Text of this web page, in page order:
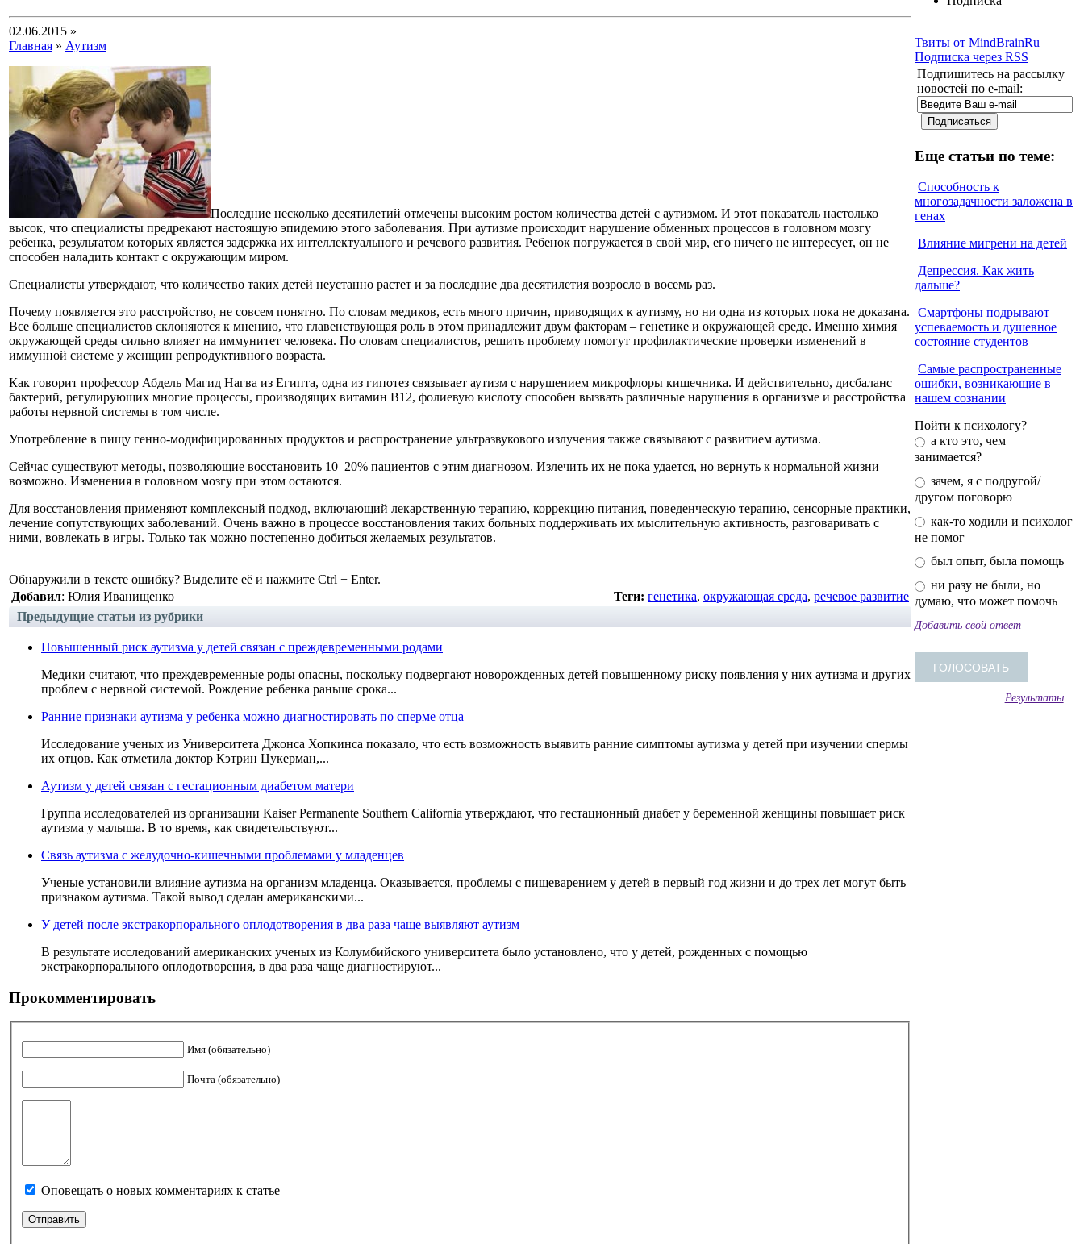
02.06.2015 »
Главная » Аутизм
Последние несколько десятилетий отмечены высоким ростом количества детей с аутизмом. И этот показатель настолько
высок, что специалисты предрекают настоящую эпидемию этого заболевания. При аутизме происходит нарушение обменных процессов в головном мозгу
ребенка, результатом которых является задержка их интеллектуального и речевого развития. Ребенок погружается в свой мир, его ничего не интересует, он не
способен наладить контакт с окружающим миром.
Специалисты утверждают, что количество таких детей неустанно растет и за последние два десятилетия возросло в восемь раз.
Почему появляется это расстройство, не совсем понятно. По словам медиков, есть много причин, приводящих к аутизму, но ни одна из которых пока не доказана.
Все больше специалистов склоняются к мнению, что главенствующая роль в этом принадлежит двум факторам – генетике и окружающей среде. Именно химия
окружающей среды сильно влияет на иммунитет человека. По словам специалистов, решить проблему помогут профилактические проверки изменений в
иммунной системе у женщин репродуктивного возраста.
Как говорит профессор Абдель Магид Нагва из Египта, одна из гипотез связывает аутизм с нарушением микрофлоры кишечника. И действительно, дисбаланс
бактерий, регулирующих многие процессы, производящих витамин В12, фолиевую кислоту способен вызвать различные нарушения в организме и расстройства
работы нервной системы в том числе.
Употребление в пищу генно-модифицированных продуктов и распространение ультразвукового излучения также связывают с развитием аутизма.
Сейчас существуют методы, позволяющие восстановить 10–20% пациентов с этим диагнозом. Излечить их не пока удается, но вернуть к нормальной жизни
возможно. Изменения в головном мозгу при этом остаются.
Для восстановления применяют комплексный подход, включающий лекарственную терапию, коррекцию питания, поведенческую терапию, сенсорные практики,
лечение сопутствующих заболеваний. Очень важно в процессе восстановления таких больных поддерживать их мыслительную активность, разговаривать с
ними, вовлекать в игры. Только так можно постепенно добиться желаемых результатов.
Обнаружили в тексте ошибку? Выделите её и нажмите Ctrl + Enter.
Добавил: Юлия Иванищенко Теги: генетика, окружающая среда, речевое развитие
Предыдущие статьи из рубрики
Повышенный риск аутизма у детей связан с преждевременными родами
Медики считают, что преждевременные роды опасны, поскольку подвергают новорожденных детей повышенному риску появления у них аутизма и других
проблем с нервной системой. Рождение ребенка раньше срока...
Ранние признаки аутизма у ребенка можно диагностировать по сперме отца
Исследование ученых из Университета Джонса Хопкинса показало, что есть возможность выявить ранние симптомы аутизма у детей при изучении спермы
их отцов. Как отметила доктор Кэтрин Цукерман,...
Аутизм у детей связан с гестационным диабетом матери
Группа исследователей из организации Kaiser Permanente Southern California утверждают, что гестационный диабет у беременной женщины повышает риск
аутизма у малыша. В то время, как свидетельствуют...
Связь аутизма с желудочно-кишечными проблемами у младенцев
Ученые установили влияние аутизма на организм младенца. Оказывается, проблемы с пищеварением у детей в первый год жизни и до трех лет могут быть
признаком аутизма. Такой вывод сделан американскими...
У детей после экстракорпорального оплодотворения в два раза чаще выявляют аутизм
В результате исследований американских ученых из Колумбийского университета было установлено, что у детей, рожденных с помощью
экстракорпорального оплодотворения, в два раза чаще диагностируют...
Прокомментировать
Имя (обязательно)
Почта (обязательно)
Оповещать о новых комментариях к статье
Твиты от MindBrainRu
Подписка через RSS
Подпишитесь на рассылку
новостей по e-mail:
Еще статьи по теме:
Способность к
многозадачности заложена в
генах
Влияние мигрени на детей
Депрессия. Как жить
дальше?
Смартфоны подрывают
успеваемость и душевное
состояние студентов
Самые распространенные
ошибки, возникающие в
нашем сознании
Пойти к психологу?
а кто это, чем
занимается?
зачем, я с подругой/
другом поговорю
как-то ходили и психолог
не помог
был опыт, была помощь
ни разу не были, но
думаю, что может помочь
Добавить свой ответ
Результаты